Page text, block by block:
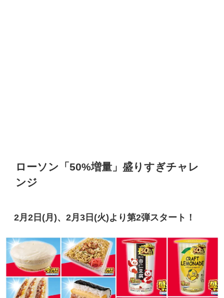
ローソン「50%増量」盛りすぎチャレ
ンジ
2月2日(月)、2月3日(火)より第2弾スタート！